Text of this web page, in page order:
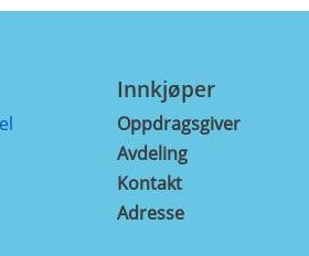
Innkjøper
Oppdragsgiver
Avdeling
Kontakt
Adresse